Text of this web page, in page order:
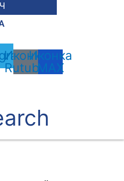
Иконка
Rutube
Иконка
MAX